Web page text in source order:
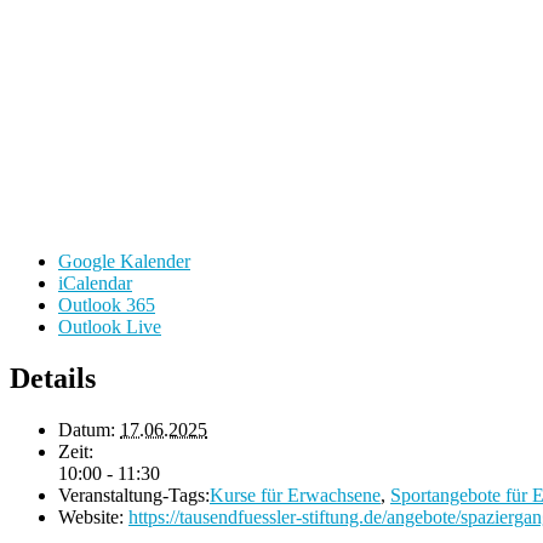
Google Kalender
iCalendar
Outlook 365
Outlook Live
Details
Datum: 17.06.2025
Zeit:
10:00 - 11:30
Veranstaltung-Tags:Kurse für Erwachsene, Sportangebote für
Website: https://tausendfuessler-stiftung.de/angebote/